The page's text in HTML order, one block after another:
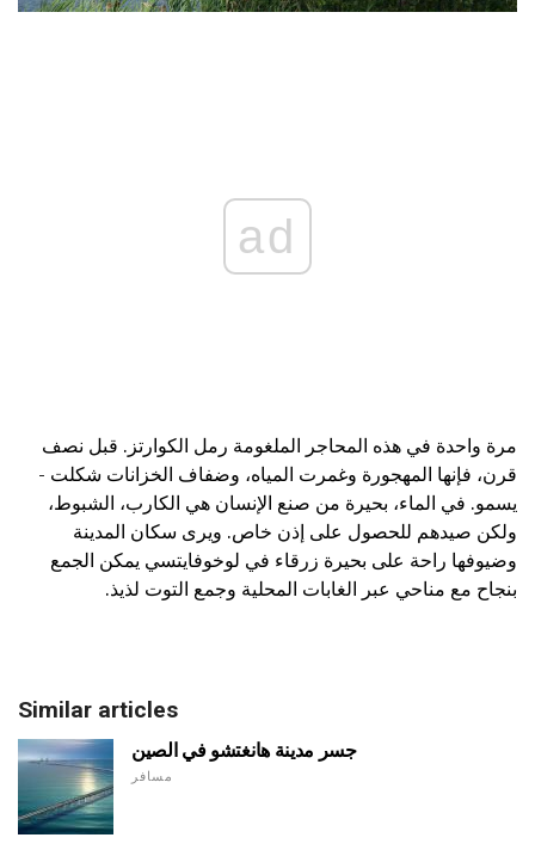
ad
مرة واحدة في هذه المحاجر الملغومة رمل الكوارتز. قبل نصف
قرن، فإنها المهجورة وغمرت المياه، وضفاف الخزانات شكلت -
يسمو. في الماء، بحيرة من صنع الإنسان هي الكارب، الشبوط،
ولكن صيدهم للحصول على إذن خاص. ويرى سكان المدينة
وضيوفها راحة على بحيرة زرقاء في لوخوفايتسي يمكن الجمع
بنجاح مع مناحي عبر الغابات المحلية وجمع التوت لذيذ.
Similar articles
جسر مدينة هانغتشو في الصين
مسافر